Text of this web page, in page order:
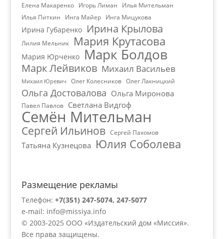
Елена Макаренко Игорь Лиман
Илья Мительман
Илья Питкин
Инга Майер Инга Мицукова
Ирина Губаренко Ирина Крылова
Лилия Мельник Мария Крутасова
Мария Юрченко Марк Болдов
Марк Лейвиков Михаил Васильев
Михаил Юревич Олег Колесников Олег Лакницкий
Ольга Достовалова Ольга Миронова
Павел Павлов Светлана Видгоф
Семён Мительман
Сергей Ильинов Сергей Пахомов
Татьяна Кузнецова Юлия Соболева
Размещение рекламы
Телефон: +7(351) 247-5074, 247-5077
e-mail: info@missiya.info
© 2003-2025 ООО «Издательский дом «Миссия».
Все права защищены.